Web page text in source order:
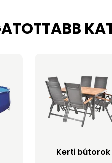
Kerti bútorok